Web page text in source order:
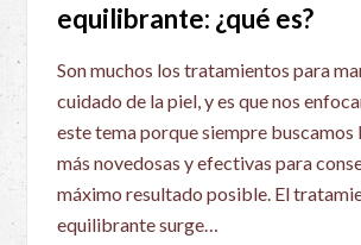
equilibrante: ¿qué es?
Son muchos los tratamientos para
cuidado de la piel, y es que nos
este tema porque siempre buscamos
más novedosas y efectivas para
máximo resultado posible. El
equilibrante surge…